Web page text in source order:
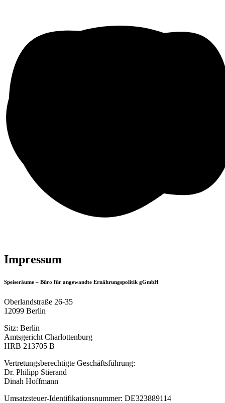
Impressum
Speiseräume – Büro für angewandte Ernährungspolitik gGmbH
Oberlandstraße 26-35
12099 Berlin
Sitz: Berlin
Amtsgericht Charlottenburg
HRB 213705 B
Vertretungsberechtigte Geschäftsführung:
Dr. Philipp Stierand
Dinah Hoffmann
Umsatzsteuer-Identifikationsnummer: DE323889114